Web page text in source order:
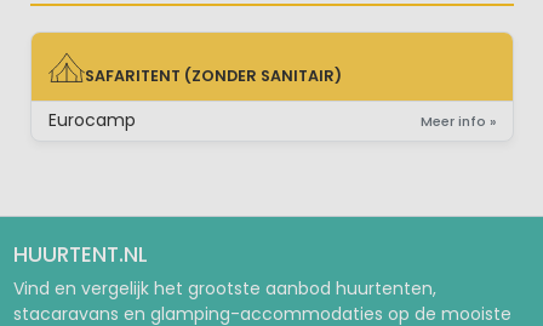
SAFARITENT (ZONDER SANITAIR)
SAFARITENT (ZONDER SANITAIR)
Eurocamp Meer info »
HUURTENT.NL
Vind en vergelijk het grootste aanbod huurtenten,
stacaravans en glamping-accommodaties op de mooiste